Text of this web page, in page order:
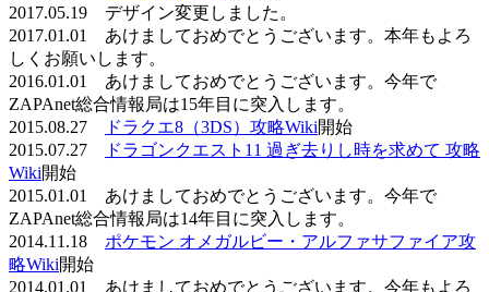
2017.05.19 デザイン変更しました。
2017.01.01 あけましておめでとうございます。本年もよろ
しくお願いします。
2016.01.01 あけましておめでとうございます。今年で
ZAPAnet総合情報局は15年目に突入します。
2015.08.27
ドラクエ8（3DS）攻略Wiki開始
2015.07.27
ドラゴンクエスト11 過ぎ去りし時を求めて 攻略
Wiki開始
2015.01.01 あけましておめでとうございます。今年で
ZAPAnet総合情報局は14年目に突入します。
2014.11.18 ポケモン オメガルビー・アルファサファイア攻
略Wiki開始
2014.01.01 あけましておめでとうございます。今年もよろ